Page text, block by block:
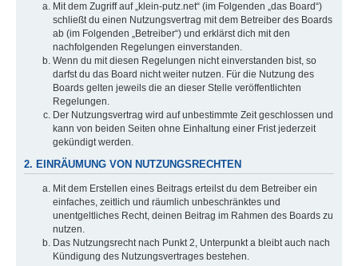
Mit dem Zugriff auf „klein-putz.net“ (im Folgenden „das Board“)
schließt du einen Nutzungsvertrag mit dem Betreiber des Boards
ab (im Folgenden „Betreiber“) und erklärst dich mit den
nachfolgenden Regelungen einverstanden.
Wenn du mit diesen Regelungen nicht einverstanden bist, so
darfst du das Board nicht weiter nutzen. Für die Nutzung des
Boards gelten jeweils die an dieser Stelle veröffentlichten
Regelungen.
Der Nutzungsvertrag wird auf unbestimmte Zeit geschlossen und
kann von beiden Seiten ohne Einhaltung einer Frist jederzeit
gekündigt werden.
2. EINRÄUMUNG VON NUTZUNGSRECHTEN
Mit dem Erstellen eines Beitrags erteilst du dem Betreiber ein
einfaches, zeitlich und räumlich unbeschränktes und
unentgeltliches Recht, deinen Beitrag im Rahmen des Boards zu
nutzen.
Das Nutzungsrecht nach Punkt 2, Unterpunkt a bleibt auch nach
Kündigung des Nutzungsvertrages bestehen.